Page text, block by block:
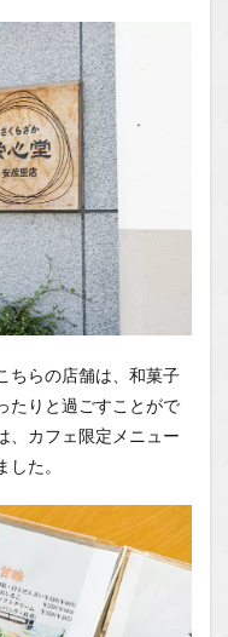
ちらの店舗は、和菓子
たりと過ごすことがで
、カフェ限定メニュー
た。